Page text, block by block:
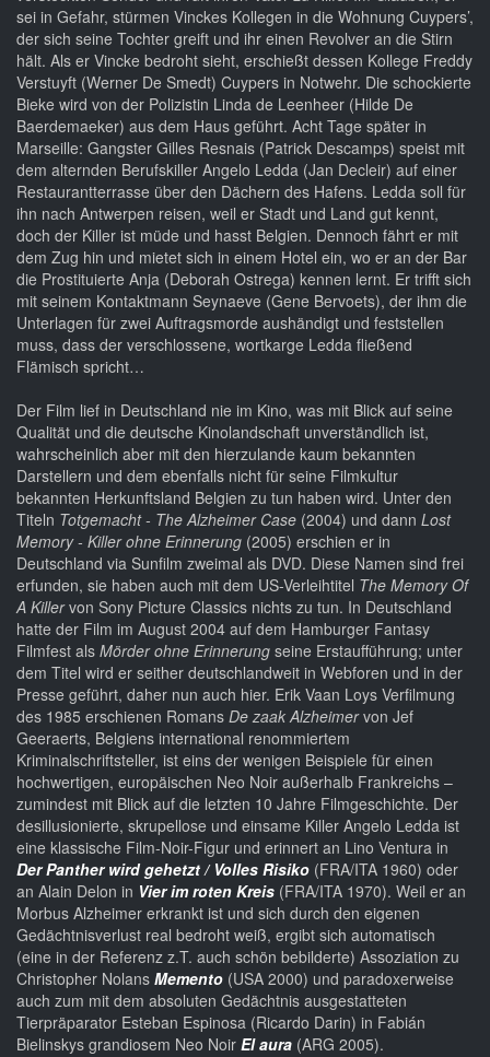
sei in Gefahr, stürmen Vinckes Kollegen in die Wohnung Cuypers’,
der sich seine Tochter greift und ihr einen Revolver an die Stirn
hält. Als er Vincke bedroht sieht, erschießt dessen Kollege Freddy
Verstuyft (Werner De Smedt) Cuypers in Notwehr. Die schockierte
Bieke wird von der Polizistin Linda de Leenheer (Hilde De
Baerdemaeker) aus dem Haus geführt. Acht Tage später in
Marseille: Gangster Gilles Resnais (Patrick Descamps) speist mit
dem alternden Berufskiller Angelo Ledda (Jan Decleir) auf einer
Restaurantterrasse über den Dächern des Hafens. Ledda soll für
ihn nach Antwerpen reisen, weil er Stadt und Land gut kennt,
doch der Killer ist müde und hasst Belgien. Dennoch fährt er mit
dem Zug hin und mietet sich in einem Hotel ein, wo er an der Bar
die Prostituierte Anja (Deborah Ostrega) kennen lernt. Er trifft sich
mit seinem Kontaktmann Seynaeve (Gene Bervoets), der ihm die
Unterlagen für zwei Auftragsmorde aushändigt und feststellen
muss, dass der verschlossene, wortkarge Ledda fließend
Flämisch spricht…
Der Film lief in Deutschland nie im Kino, was mit Blick auf seine
Qualität und die deutsche Kinolandschaft unverständlich ist,
wahrscheinlich aber mit den hierzulande kaum bekannten
Darstellern und dem ebenfalls nicht für seine Filmkultur
bekannten Herkunftsland Belgien zu tun haben wird. Unter den
Titeln Totgemacht - The Alzheimer Case (2004) und dann Lost
Memory - Killer ohne Erinnerung (2005) erschien er in
Deutschland via Sunfilm zweimal als DVD. Diese Namen sind frei
erfunden, sie haben auch mit dem US-Verleihtitel The Memory Of
A Killervon Sony Picture Classics nichts zu tun. In Deutschland
hatte der Film im August 2004 auf dem Hamburger Fantasy
Filmfest als Mörder ohne Erinnerung seine Erstaufführung; unter
dem Titel wird er seither deutschlandweit in Webforen und in der
Presse geführt, daher nun auch hier. Erik Vaan Loys Verfilmung
des 1985 erschienen Romans De zaak Alzheimervon Jef
Geeraerts, Belgiens international renommiertem
Kriminalschriftsteller, ist eins der wenigen Beispiele für einen
hochwertigen, europäischen Neo Noir außerhalb Frankreichs –
zumindest mit Blick auf die letzten 10 Jahre Filmgeschichte. Der
desillusionierte, skrupellose und einsame Killer Angelo Ledda ist
eine klassische Film-Noir-Figur und erinnert an Lino Ventura in
Der Panther wird gehetzt / Volles Risiko (FRA/ITA 1960) oder
an Alain Delon in Vier im roten Kreis (FRA/ITA 1970). Weil er an
Morbus Alzheimer erkrankt ist und sich durch den eigenen
Gedächtnisverlust real bedroht weiß, ergibt sich automatisch
(eine in der Referenz z.T. auch schön bebilderte) Assoziation zu
Christopher Nolans Memento (USA 2000) und paradoxerweise
auch zum mit dem absoluten Gedächtnis ausgestatteten
Tierpräparator Esteban Espinosa (Ricardo Darin) in Fabián
Bielinskys grandiosem Neo Noir El aura (ARG 2005).